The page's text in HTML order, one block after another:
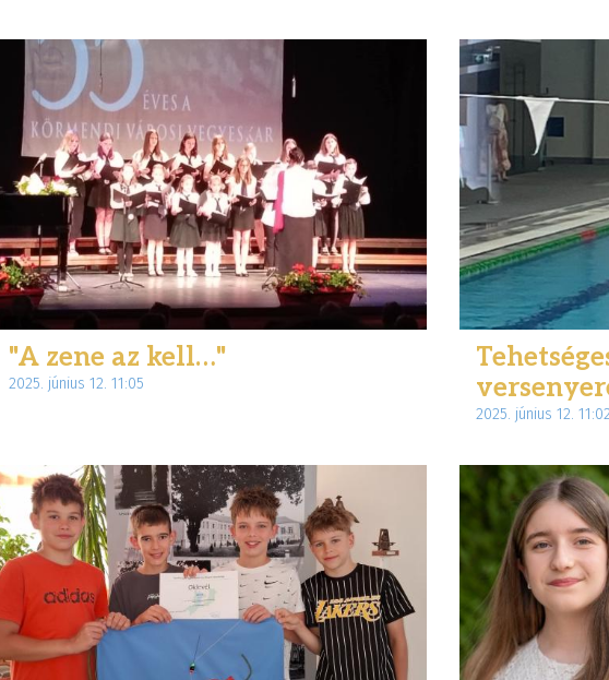
"A zene az kell…"
2025. június 12. 11:05
2025. június 12. 11:02